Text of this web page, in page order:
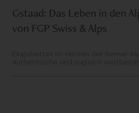
Gstaad: Das Leben in den
von FGP Swiss & Alps
Eingebettet im Herzen der Berner
authentische und zugleich